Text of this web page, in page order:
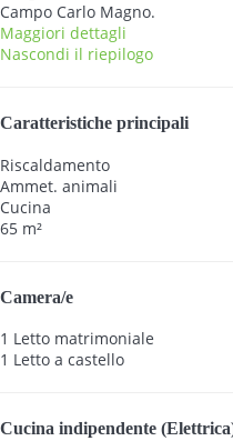
Campo Carlo Magno.
Maggiori dettagli
Nascondi il riepilogo
Caratteristiche principali
Riscaldamento
Ammet. animali
Cucina
65 m²
Camera/e
1 Letto matrimoniale
1 Letto a castello
Cucina indipendente